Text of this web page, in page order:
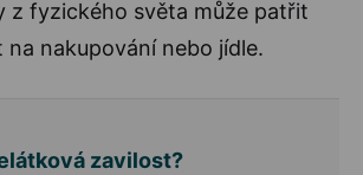
z fyzického světa může patřit
nakupování nebo jídle.
zavilost?